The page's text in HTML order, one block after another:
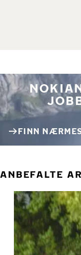
FINN
ANBEFALTE